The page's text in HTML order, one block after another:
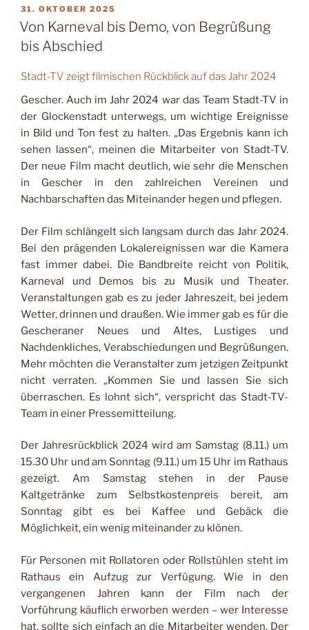
VERÖFFENTLICHT
AM
31. OKTOBER 2025
Von Karneval bis Demo, von Begrüßung
bis Abschied
Stadt-TV zeigt filmischen Rückblick auf das Jahr 2024
Gescher. Auch im Jahr 2024 war das Team Stadt-TV in
der Glockenstadt unterwegs, um wichtige Ereignisse
in Bild und Ton fest zu halten. „Das Ergebnis kann ich
sehen lassen“, meinen die Mitarbeiter von Stadt-TV.
Der neue Film macht deutlich, wie sehr die Menschen
in Gescher in den zahlreichen Vereinen und
Nachbarschaften das Miteinander hegen und pflegen.
Der Film schlängelt sich langsam durch das Jahr 2024.
Bei den prägenden Lokalereignissen war die Kamera
fast immer dabei. Die Bandbreite reicht von Politik,
Karneval und Demos bis zu Musik und Theater.
Veranstaltungen gab es zu jeder Jahreszeit, bei jedem
Wetter, drinnen und draußen. Wie immer gab es für die
Gescheraner Neues und Altes, Lustiges und
Nachdenkliches, Verabschiedungen und Begrüßungen.
Mehr möchten die Veranstalter zum jetzigen Zeitpunkt
nicht verraten. „Kommen Sie und lassen Sie sich
überraschen. Es lohnt sich“, verspricht das Stadt-TV-
Team in einer Pressemitteilung.
Der Jahresrückblick 2024 wird am Samstag (8.11.) um
15.30 Uhr und am Sonntag (9.11.) um 15 Uhr im Rathaus
gezeigt. Am Samstag stehen in der Pause
Kaltgetränke zum Selbstkostenpreis bereit, am
Sonntag gibt es bei Kaffee und Gebäck die
Möglichkeit, ein wenig miteinander zu klönen.
Für Personen mit Rollatoren oder Rollstühlen steht im
Rathaus ein Aufzug zur Verfügung. Wie in den
vergangenen Jahren kann der Film nach der
Vorführung käuflich erworben werden – wer Interesse
hat, sollte sich einfach an die Mitarbeiter wenden. Der